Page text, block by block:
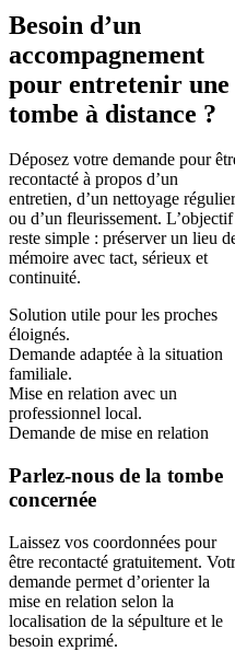
Besoin d’un
accompagnement
pour entretenir une
tombe à distance ?
Déposez votre demande pour
recontacté à propos d’un
entretien, d’un nettoyage régulier
ou d’un fleurissement. L’objectif
reste simple : préserver un lieu
mémoire avec tact, sérieux et
continuité.
Solution utile pour les proches
éloignés.
Demande adaptée à la situation
familiale.
Mise en relation avec un
professionnel local.
Demande de mise en relation
Parlez-nous de la tombe
concernée
Laissez vos coordonnées pour
être recontacté gratuitement.
demande permet d’orienter la
mise en relation selon la
localisation de la sépulture et le
besoin exprimé.